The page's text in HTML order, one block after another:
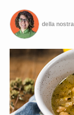
della